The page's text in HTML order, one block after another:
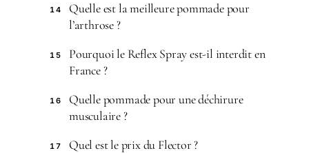
14
Quelle est la meilleure pommade pour
l’arthrose ?
15
Pourquoi le Reflex Spray est-il interdit en
France ?
16
Quelle pommade pour une déchirure
musculaire ?
17 Quel est le prix du Flector ?